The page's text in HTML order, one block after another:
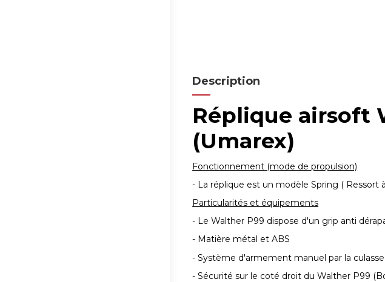
Description
Réplique airsoft
(Umarex)
Fonctionnement (mode de propulsion)
- La réplique est un modèle Spring ( Ressort
Particularités et équipements
- Le Walther P99 dispose d'un grip anti
- Matière métal et ABS
- Système d'armement manuel par la culasse
- Sécurité sur le coté droit du Walther P99